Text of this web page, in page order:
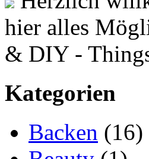
hier alles
& DIY -
Kategorien
Backen (16)